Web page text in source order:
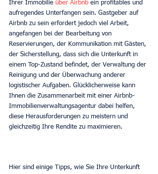
Ihrer Immobilie über Airbnb ein profitables und
aufregendes Unterfangen sein. Gastgeber auf
Airbnb zu sein erfordert jedoch viel Arbeit,
angefangen bei der Bearbeitung von
Reservierungen, der Kommunikation mit Gästen,
der Sicherstellung, dass sich die Unterkunft in
einem Top-Zustand befindet, der Verwaltung der
Reinigung und der Überwachung anderer
logistischer Aufgaben. Glücklicherweise kann
Ihnen die Zusammenarbeit mit einer Airbnb-
Immobilienverwaltungsagentur dabei helfen,
diese Herausforderungen zu meistern und
gleichzeitig Ihre Rendite zu maximieren.
Hier sind einige Tipps, wie Sie Ihre Unterkunft